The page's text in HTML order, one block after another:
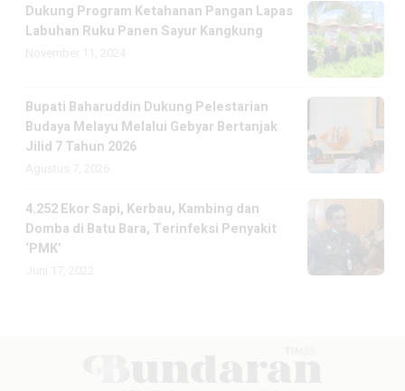
Dukung Program Ketahanan Pangan Lapas
Labuhan Ruku Panen Sayur Kangkung
Bupati Baharuddin Dukung Pelestarian
Budaya Melayu Melalui Gebyar Bertanjak
Jilid 7 Tahun 2026
4.252 Ekor Sapi, Kerbau, Kambing dan
Domba di Batu Bara, Terinfeksi Penyakit
‘PMK’